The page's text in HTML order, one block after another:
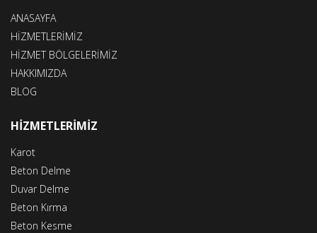
ANASAYFA
HİZMETLERİMİZ
HİZMET BÖLGELERİMİZ
HAKKIMIZDA
BLOG
HİZMETLERİMİZ
Karot
Beton Delme
Duvar Delme
Beton Kırma
Beton Kesme